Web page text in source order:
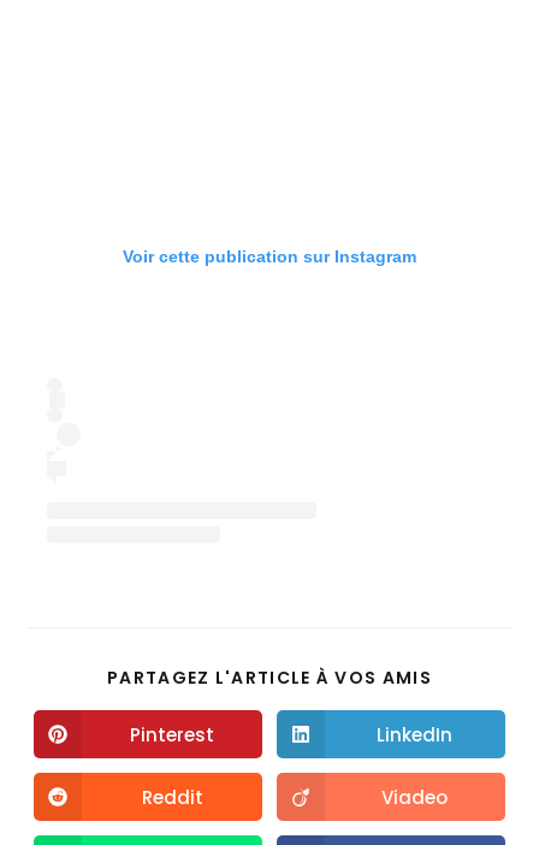
Voir cette publication sur Instagram
PARTAGEZ L'ARTICLE À VOS AMIS
Pinterest LinkedIn
Reddit Viadeo